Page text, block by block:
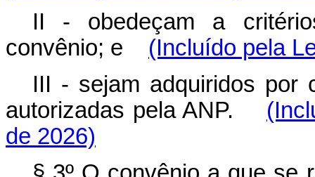
II - obedeçam a
convênio; e
(Incluído pela
III - sejam adquiridos por
autorizadas pela ANP.
de 2026)